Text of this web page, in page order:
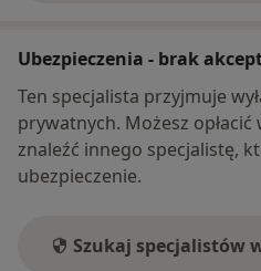
Ubezpieczenia - brak
Ten specjalista przyjmuje
prywatnych. Możesz
znaleźć innego specjalistę,
ubezpieczenie.
Szukaj specjalistów